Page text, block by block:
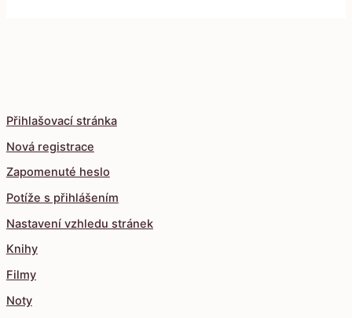
Přihlašovací stránka
Nová registrace
Zapomenuté heslo
Potíže s přihlášením
Nastavení vzhledu stránek
Knihy
Filmy
Noty